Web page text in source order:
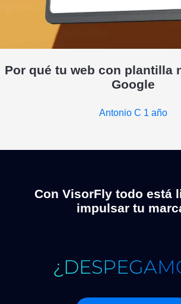
Por qué tu web con plantilla
Google
Antonio C 1 año
Con VisorFly todo está
impulsar tu